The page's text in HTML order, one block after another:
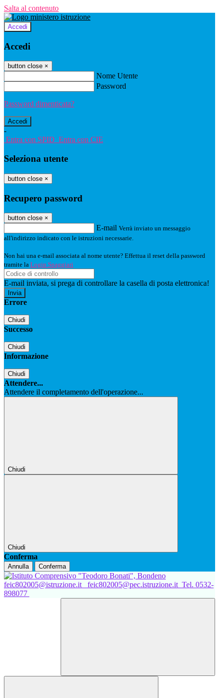
Salta al contenuto
Accedi
Accedi
button close ×
Nome Utente
Password
Password dimenticata?
-
Entra con SPID Entra con CIE
Seleziona utente
button close ×
Recupero password
button close ×
E-mail Verrà inviato un messaggio
all'indirizzo indicato con le istruzioni necessarie.
Non hai una e-mail associata al nome utente? Effettua il reset della password
tramite la Login Spaggiari
E-mail inviata, si prega di controllare la casella di posta elettronica!
Errore
Chiudi
Successo
Chiudi
Informazione
Chiudi
Attendere...
Attendere il completamento dell'operazione...
Chiudi
Chiudi
Conferma
Annulla Conferma
feic802005@istruzione.it feic802005@pec.istruzione.it Tel. 0532-
898077